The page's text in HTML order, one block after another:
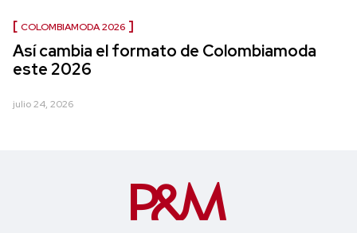
COLOMBIAMODA 2026
Así cambia el formato de Colombiamoda
este 2026
julio 24, 2026